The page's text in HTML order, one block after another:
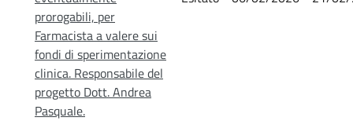
prorogabili, per
Farmacista a valere sui
fondi di sperimentazione
clinica. Responsabile del
progetto Dott. Andrea
Pasquale.